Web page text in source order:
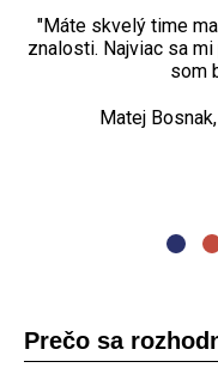
reálnych
Petr
„Najviac sa mi
"Máte skvelý time
znalosti. Najviac sa
som
Matej
„Najviac sa mi
projektového
Oľga
Prečo sa